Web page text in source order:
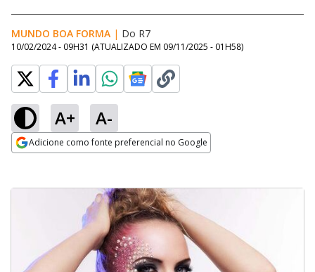
MUNDO BOA FORMA | Do R7
10/02/2024 - 09H31 (ATUALIZADO EM 09/11/2025 - 01H58)
A+ A-
Adicione como fonte preferencial no Google